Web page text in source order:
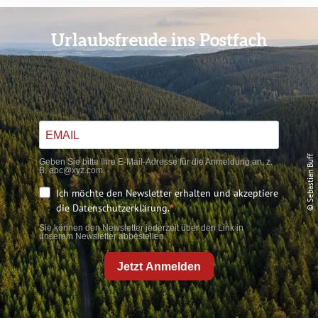
© Sebastian Buff
Urlaubsfreude ins Postfach
Geben Sie bitte Ihre E-Mail-Adresse für die Anmeldung an, z.
B. abc@xyz.com.
Ich möchte den Newsletter erhalten und akzeptiere
die Datenschutzerklärung.
Sie können den Newsletter jederzeit über den Link in
unserem Newsletter abbestellen.
Jetzt Anmelden